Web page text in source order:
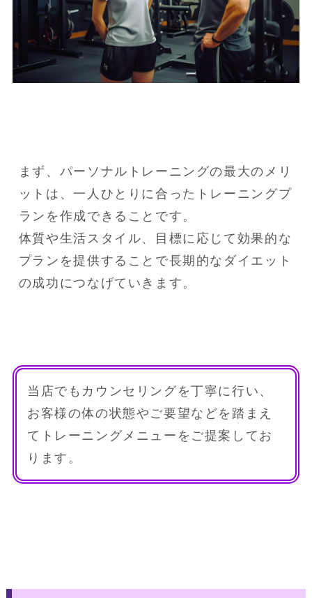
まず、パーソナルトレーニングの最大のメリ
ットは、一人ひとりに合ったトレーニングプ
ランを作成できることです。
体質や生活スタイル、目標に応じて効果的な
プランを提供することで長期的なダイエット
の成功につなげていきます。
当店でもカウンセリングを丁寧に行い、
お客様の体の状態やご要望などを踏まえ
てトレーニングメニューをご提案してお
ります。